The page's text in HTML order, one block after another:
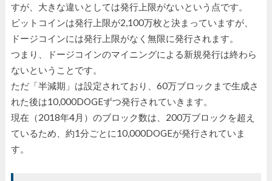
すが、大きな違いとしては発行上限がないという点です。
ビットコインは発行上限が2,100万枚と決まっていますが、
ドージコインには発行上限がなく無限に発行されます。
つまり、ドージコインのマイニングによる新規発行は終わら
ないということです。
ただ「半減期」は設定されており、60万ブロックまで生成さ
れた後は10,000DOGEずつ発行されていきます。
現在（2018年4月）のブロック数は、200万ブロックを超え
ているため、約1分ごとに10,000DOGEが発行されていま
す。